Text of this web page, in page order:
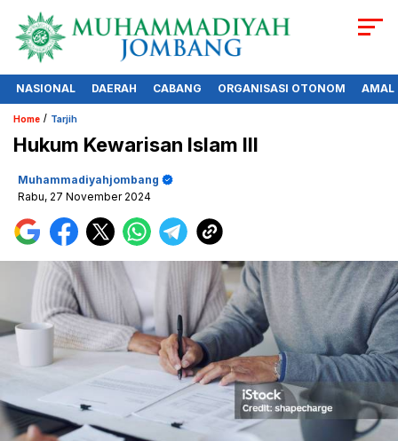
NASIONAL DAERAH CABANG ORGANISASI OTONOM AMAL
Home / Tarjih
Hukum Kewarisan Islam III
Muhammadiyahjombang
Rabu, 27 November 2024